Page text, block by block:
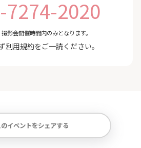
7274-2020
影会開催時間内のみとなります。
利用規約をご一読ください。
のイベントをシェアする